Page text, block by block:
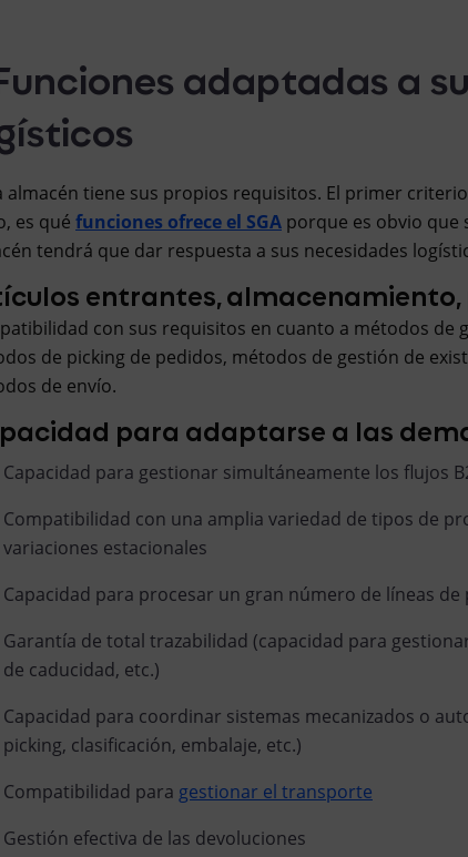
adaptadas a
almacén tiene sus propios requisitos. El primer
es qué funciones ofrece el SGA porque es obvio que
tendrá que dar respuesta a sus necesidades
entrantes, almacenamiento,
con sus requisitos en cuanto a métodos de
de picking de pedidos, métodos de gestión de
de envío.
para adaptarse a las
Capacidad para gestionar simultáneamente los flujos
Compatibilidad con una amplia variedad de tipos de
variaciones estacionales
Capacidad para procesar un gran número de líneas de
Garantía de total trazabilidad (capacidad para
de caducidad, etc.)
Capacidad para coordinar sistemas mecanizados o
picking, clasificación, embalaje, etc.)
Compatibilidad para gestionar el transporte
Gestión efectiva de las devoluciones